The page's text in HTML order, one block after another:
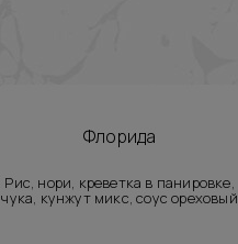
Флорида
Рис, нори, креветка в панировке,
чука, кунжут микс, соус ореховый